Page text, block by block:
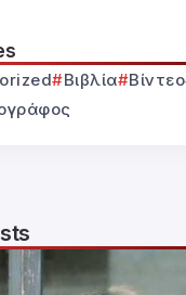
Βιβλία Βίντεο